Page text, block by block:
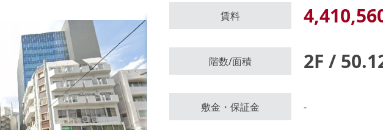
ログイン後に
物件情報の全てがご覧いただけます
賃料
階数/面積 2F /
敷金・保証金 -